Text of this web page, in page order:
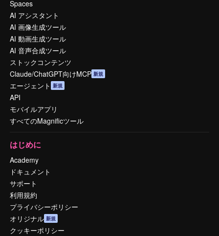
Spaces
AI アシスタント
AI 画像生成ツール
AI 動画生成ツール
AI 音声合成ツール
ストックコンテンツ
Claude/ChatGPT向けMCP 新規
エージェント 新規
API
モバイルアプリ
すべてのMagnificツール
はじめに
Academy
ドキュメント
サポート
利用規約
プライバシーポリシー
オリジナル 新規
クッキーポリシー